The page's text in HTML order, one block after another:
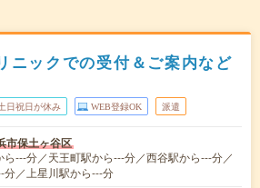
ニックでの受付＆ご案内など
日祝日が休み WEB登録OK 派遣
市保土ヶ谷区
ら---分／天王町駅から---分／西谷駅から---分／
分／上星川駅から---分